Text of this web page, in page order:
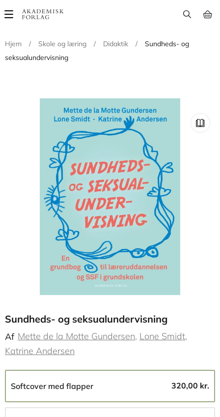
Main
Hjem
/ Skole og læring / Didaktik /
Sundheds- og
seksualundervisning
Sundheds- og seksualundervisning
Af Mette de la Motte Gundersen Lone Smidt
Katrine Andersen
Softcover med flapper 320,00 kr.